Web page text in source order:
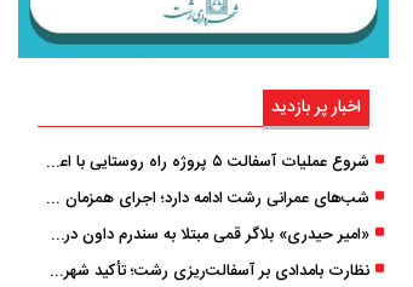
اخبار پر بازدید
شروع عملیات آسفالت ۵ پروژه راه ‌روستایی با اعتبار ۳۷۰ میلیاردی در گیلان
شب‌های عمرانی رشت ادامه دارد؛ اجرای همزمان آسفالت‌ریزی در پنج منطقه شهری
«امیر حیدری» بلاگر قمی مبتلا به سندرم داون درگذشت
نظارت بامدادی بر آسفالت‌ریزی رشت؛ تأکید شهردار و بازرس کل بر کیفیت اجرای پروژه‌ها